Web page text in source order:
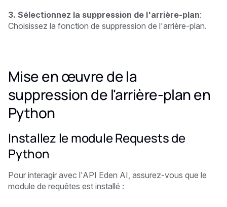
3. Sélectionnez la suppression de l'arrière-plan:
Choisissez la fonction de suppression de l'arrière-plan.
Mise en œuvre de la
suppression de l'arrière-plan en
Python
Installez le module Requests de
Python
Pour interagir avec l'API Eden AI, assurez-vous que le
module de requêtes est installé :